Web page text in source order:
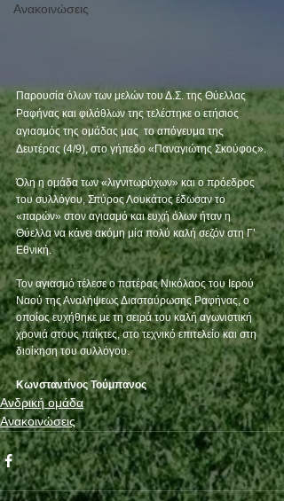
Ανακοινώσεις
Παρουσία όλων των μελών του Δ.Σ. της Θύελλας
Ραφήνας και φιλάθλων της τελέστηκε ο ετήσιος
αγιασμός της ομάδας μας  το απόγευμα της
Δευτέρας (4/9), στο γήπεδο «Παναγιώτης Σκούφος».
Όλη η ομάδα των «λιγνιτωρύχων» και ο πρόεδρος
του συλλόγου, Σπύρος Λουκάτος έδωσαν το
«παρών» στον αγιασμό και ευχή όλων ήταν η
Θύελλα να κάνει ακόμη μία πολύ καλή σεζόν στη Γ’
Εθνική.
Τον αγιασμό τέλεσε ο πατέρας Νικόλαος του Ιερού
Ναού της Αναλήψεως Διασταύρωσης Ραφήνας, ο
οποίος ευχήθηκε με τη σειρά του καλή αγωνιστική
χρονιά στους παίκτες, στο τεχνικό επιτελείο και στη
διοίκηση του συλλόγου.
Κωνσταντίνος Τούμπανος
Ανδρική ομάδα
Ανακοινώσεις